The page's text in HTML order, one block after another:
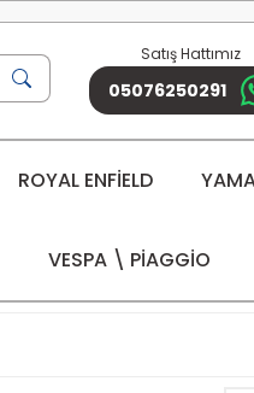
Satış Hattımız
05076250291
ROYAL ENFİELD
VESPA \ PİAGGİO